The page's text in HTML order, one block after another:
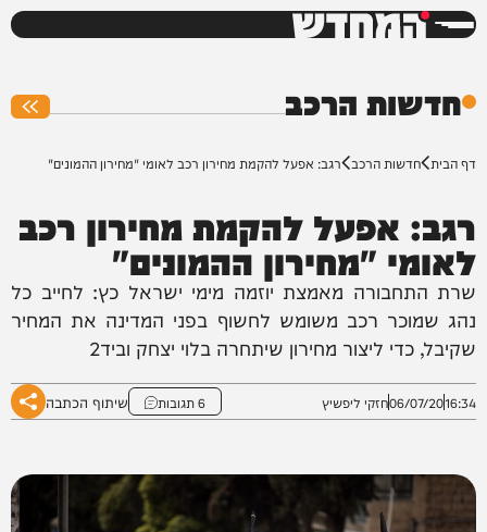
המחדש
חדשות הרכב
דף הבית חדשות הרכב רגב: אפעל להקמת מחירון רכב לאומי "מחירון ההמונים"
רגב: אפעל להקמת מחירון רכב
לאומי "מחירון ההמונים"
שרת התחבורה מאמצת יוזמה מימי ישראל כץ: לחייב כל
נהג שמוכר רכב משומש לחשוף בפני המדינה את המחיר
שקיבל, כדי ליצור מחירון שיתחרה בלוי יצחק וביד2
16:34
06/07/20חזקי ליפשיץ 6 תגובות שיתוף הכתבה